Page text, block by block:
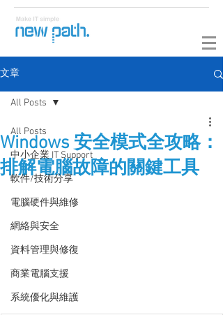
文章
All Posts
中小企業 IT Support
軟件/技術分享
電腦硬件與維修
網絡與安全
資料管理與修復
商業電腦支援
系統優化與維護
All Posts
Windows 安全模式全攻略：
排解電腦故障的關鍵工具